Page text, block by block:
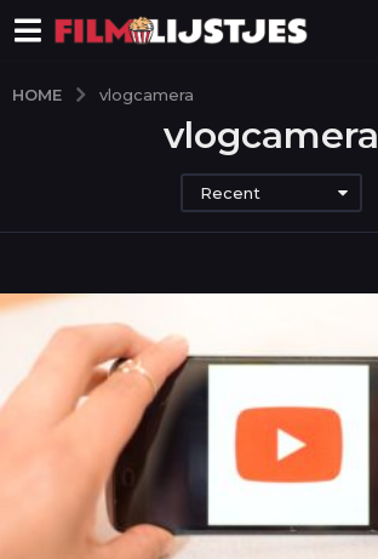
HOME vlogcamera
vlogcamera
Recent